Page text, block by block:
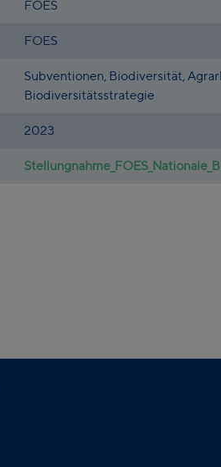
FOES
FOES
Subventionen, Biodiversität,
Biodiversitätsstrategie
2023